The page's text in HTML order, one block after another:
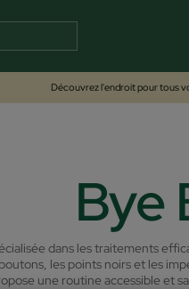
Découvrez l'endroit pour tous
Bye
dans les traitements
les points noirs et les
une routine accessible et